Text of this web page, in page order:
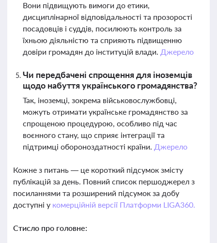
Вони підвищують вимоги до етики,
дисциплінарної відповідальності та прозорості
посадовців і суддів, посилюють контроль за
їхньою діяльністю та сприяють підвищенню
довіри громадян до інституцій влади. Джерело
Чи передбачені спрощення для іноземців
щодо набуття українського громадянства?
Так, іноземці, зокрема військовослужбовці,
можуть отримати українське громадянство за
спрощеною процедурою, особливо під час
воєнного стану, що сприяє інтеграції та
підтримці обороноздатності країни. Джерело
Кожне з питань — це короткий підсумок змісту
публікацій за день. Повний список першоджерел з
посиланнями та розширений підсумок за добу
доступні у комерційній версії Платформи LIGA360.
Стисло про головне: